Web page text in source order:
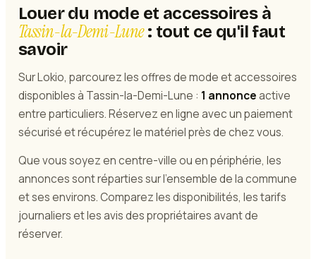
Louer du mode et accessoires à
Tassin-la-Demi-Lune: tout ce qu'il faut
savoir
Sur Lokio, parcourez les offres de mode et accessoires
disponibles à Tassin-la-Demi-Lune : 1 annonceactive
entre particuliers. Réservez en ligne avec un paiement
sécurisé et récupérez le matériel près de chez vous.
Que vous soyez en centre-ville ou en périphérie, les
annonces sont réparties sur l'ensemble de la commune
et ses environs. Comparez les disponibilités, les tarifs
journaliers et les avis des propriétaires avant de
réserver.